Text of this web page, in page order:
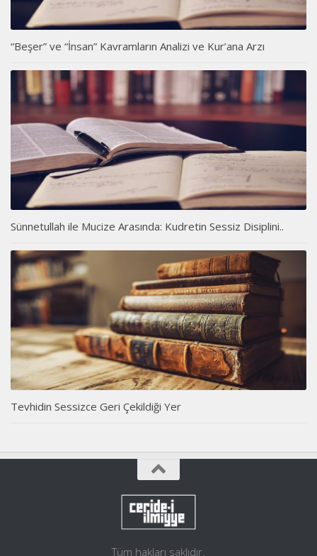
“Beşer” ve “İnsan” Kavramların Analizi ve Kur’ana Arzı
Sünnetullah ile Mucize Arasında: Kudretin Sessiz Disiplini..
Tevhidin Sessizce Geri Çekildiği Yer
Tüm hakları saklıdır.